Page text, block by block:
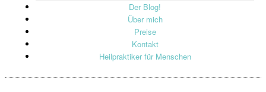
Der Blog!
Über mich
Preise
Kontakt
Heilpraktiker für Menschen